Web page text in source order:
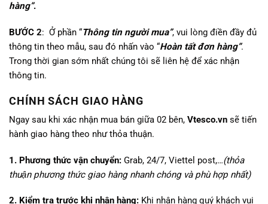
hàng”.
BƯỚC 2: Ở phần “Thông tin người mua”, vui lòng điền đầy đủ
thông tin theo mẫu, sau đó nhấn vào “Hoàn tất đơn hàng”.
Trong thời gian sớm nhất chúng tôi sẽ liên hệ để xác nhận
thông tin.
CHÍNH SÁCH GIAO HÀNG
Ngay sau khi xác nhận mua bán giữa 02 bên, Vtesco.vn sẽ tiến
hành giao hàng theo như thỏa thuận.
1. Phương thức vận chuyển: Grab, 24/7, Viettel post,…(thỏa
thuận phương thức giao hàng nhanh chóng và phù hợp nhất)
2. Kiểm tra trước khi nhận hàng: Khi nhận hàng quý khách vui